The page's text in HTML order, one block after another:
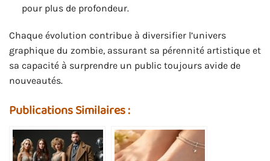
pour plus de profondeur.
Chaque évolution contribue à diversifier l’univers
graphique du zombie, assurant sa pérennité artistique et
sa capacité à surprendre un public toujours avide de
nouveautés.
Publications Similaires :